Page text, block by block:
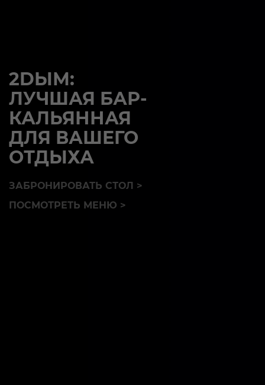
2DЫМ:
ЛУЧШАЯ БАР-
КАЛЬЯННАЯ
ДЛЯ ВАШЕГО
ОТДЫХА
ЗАБРОНИРОВАТЬ СТОЛ >
ПОСМОТРЕТЬ МЕНЮ >